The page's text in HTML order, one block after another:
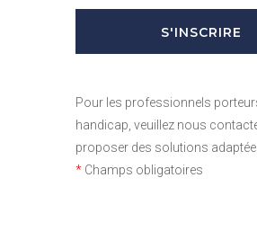
Pour les professionnels
handicap, veuillez nous
proposer des solutions
* Champs obligatoires